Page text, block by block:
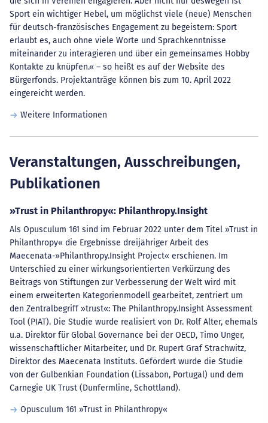
Sport ein wichtiger Hebel, um möglichst viele (neue) Menschen
für deutsch-französisches Engagement zu begeistern: Sport
erlaubt es, auch ohne viele Worte und Sprachkenntnisse
miteinander zu interagieren und über ein gemeinsames Hobby
Kontakte zu knüpfen.« – so heißt es auf der Website des
Bürgerfonds. Projektanträge können bis zum 10. April 2022
eingereicht werden.
Weitere Informationen
Veranstaltungen, Ausschreibungen,
Publikationen
»Trust in Philanthropy«: Philanthropy.Insight
Als Opusculum 161 sind im Februar 2022 unter dem Titel »Trust in
Philanthropy« die Ergebnisse dreijähriger Arbeit des
Maecenata-»Philanthropy.Insight Project« erschienen. Im
Unterschied zu einer wirkungsorientierten Verkürzung des
Beitrags von Stiftungen zur Verbesserung der Welt wird mit
einem erweiterten Kategorienmodell gearbeitet, zentriert um
den Zentralbegriff »trust«: The Philanthropy.Insight Assessment
Tool (PIAT). Die Studie wurde realisiert von Dr. Rolf Alter, ehemals
u.a. Direktor für Global Governance bei der OECD, Timo Unger,
wissenschaftlicher Mitarbeiter, und Dr. Rupert Graf Strachwitz,
Direktor des Maecenata Instituts. Gefördert wurde die Studie
von der Gulbenkian Foundation (Lissabon, Portugal) und dem
Carnegie UK Trust (Dunfermline, Schottland).
Opusculum 161 »Trust in Philanthropy«